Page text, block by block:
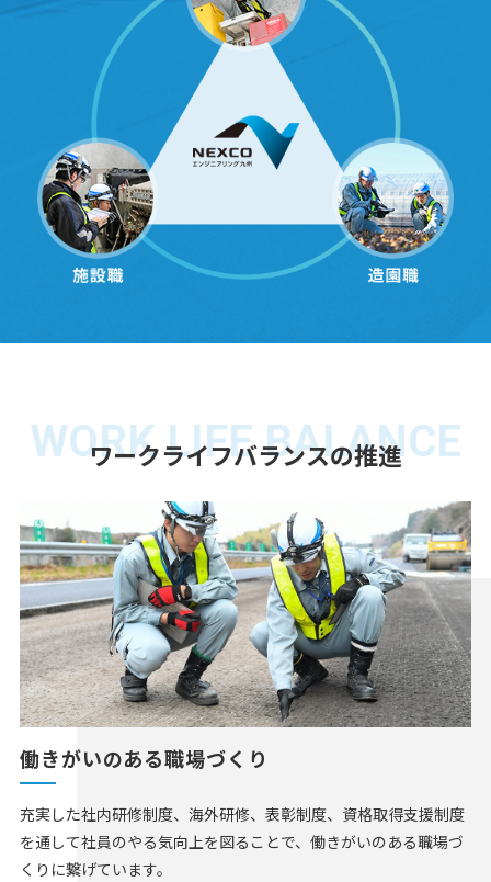
WORK LIFE BALANCE
ワークライフバランスの推進
働きがいのある職場づくり
充実した社内研修制度、海外研修、表彰制度、資格取得支援制度
を通して社員のやる気向上を図ることで、働きがいのある職場づ
くりに繋げています。